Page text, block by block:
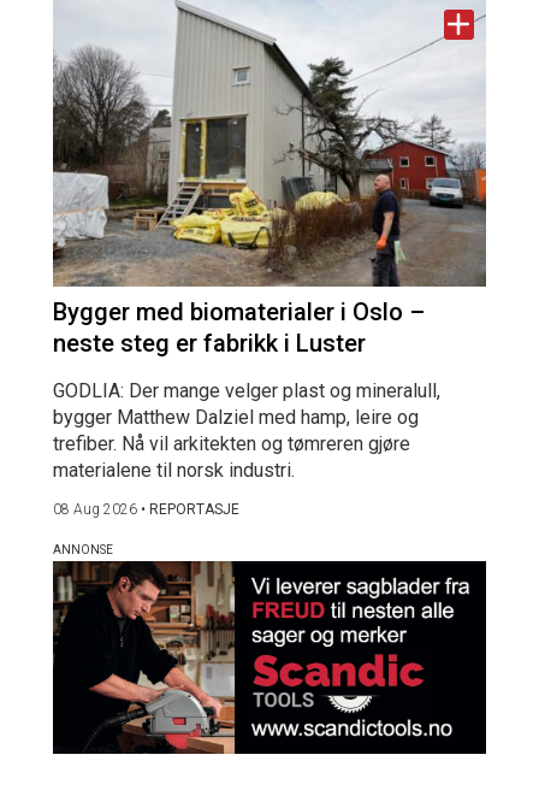
Bygger med biomaterialer i Oslo –
neste steg er fabrikk i Luster
GODLIA: Der mange velger plast og mineralull,
bygger Matthew Dalziel med hamp, leire og
trefiber. Nå vil arkitekten og tømreren gjøre
materialene til norsk industri.
08 Aug 2026 • REPORTASJE